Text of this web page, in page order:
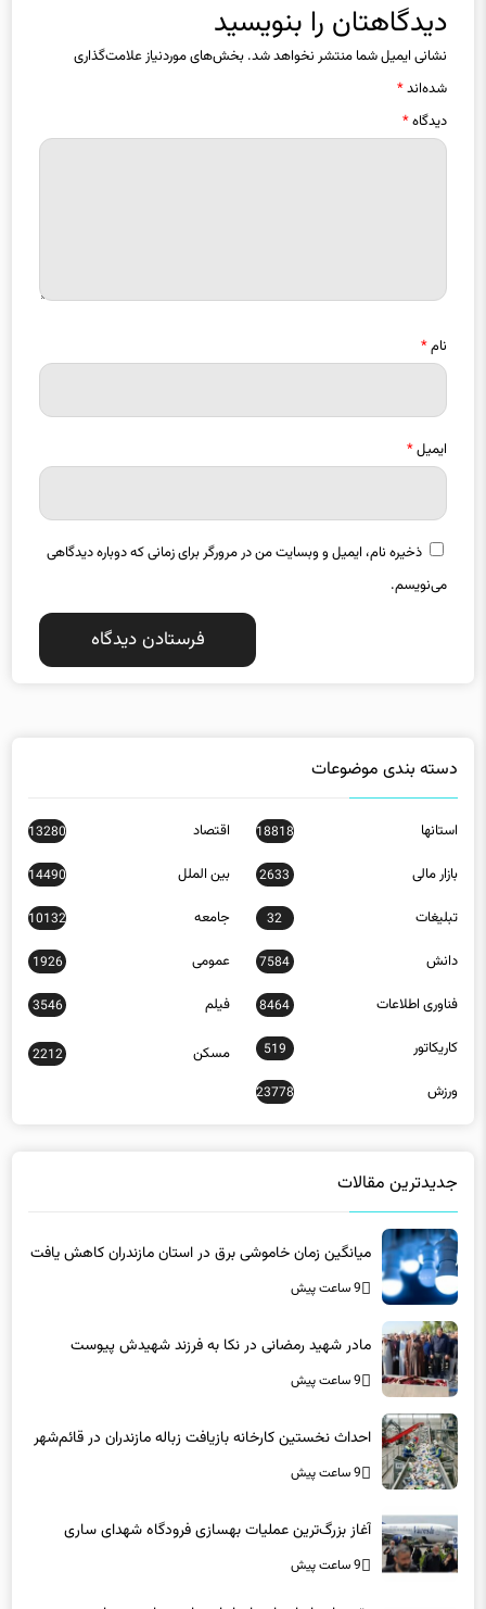
دیدگاهتان را بنویسید
نشانی ایمیل شما منتشر نخواهد شد. بخش‌های موردنیاز علامت‌گذاری
شده‌اند*
دیدگاه*
نام*
ایمیل*
ذخیره نام، ایمیل و وبسایت من در مرورگر برای زمانی که دوباره دیدگاهی
می‌نویسم.
دسته بندی موضوعات
استانها 18818 اقتصاد 13280
بازار مالی 2633 بین الملل 14490
تبلیغات 32 جامعه 10132
دانش 7584 عمومی 1926
فناوری اطلاعات 8464 فیلم 3546
کاریکاتور 519 مسکن 2212
ورزش 23778
جدیدترین مقالات
میانگین زمان خاموشی برق در استان مازندران کاهش یافت
9 ساعت پیش
مادر شهید رمضانی در نکا به فرزند شهیدش پیوست
9 ساعت پیش
احداث نخستین کارخانه بازیافت زباله مازندران در قائم‌شهر
9 ساعت پیش
آغاز بزرگ‌ترین عملیات بهسازی فرودگاه شهدای ساری
9 ساعت پیش